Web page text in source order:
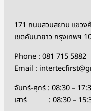
171 ถนนสวนสยาม แขวง
เขตคันนายาว กรุงเทพฯ
Phone : 081 715 5882
Email :
จันทร์-ศุกร์ : 08:30 –
เสาร์ : 08:30 –